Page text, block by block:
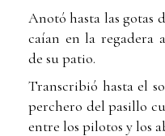
Anotó hasta las gotas
caían en la regadera
de su patio.
Transcribió hasta el
perchero del pasillo
entre los pilotos y los